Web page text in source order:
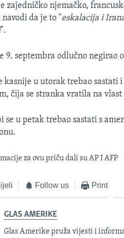
zajedničko njemačko,
da je to "eskalacija i
".
9. septembra odlučno negirao
kasnije u utorak trebao
čija se stranka vratila na
se u petak trebao sastati s
za ovu priču dali su AP I AFP
Follow us Print
GLAS AMERIKE
Glas Amerike pruža vijesti i